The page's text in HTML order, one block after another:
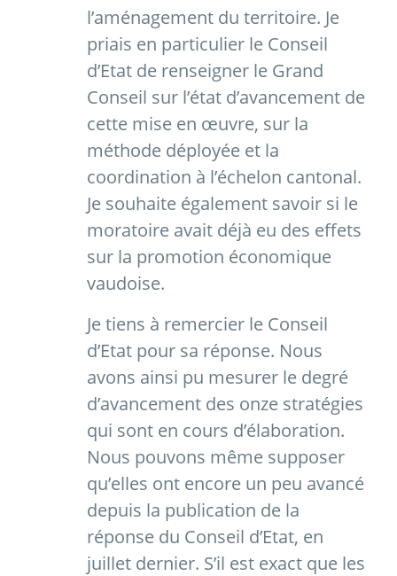
l’aménagement du territoire. Je
priais en particulier le Conseil
d’Etat de renseigner le Grand
Conseil sur l’état d’avancement de
cette mise en œuvre, sur la
méthode déployée et la
coordination à l’échelon cantonal.
Je souhaite également savoir si le
moratoire avait déjà eu des effets
sur la promotion économique
vaudoise.
Je tiens à remercier le Conseil
d’Etat pour sa réponse. Nous
avons ainsi pu mesurer le degré
d’avancement des onze stratégies
qui sont en cours d’élaboration.
Nous pouvons même supposer
qu’elles ont encore un peu avancé
depuis la publication de la
réponse du Conseil d’Etat, en
juillet dernier. S’il est exact que les